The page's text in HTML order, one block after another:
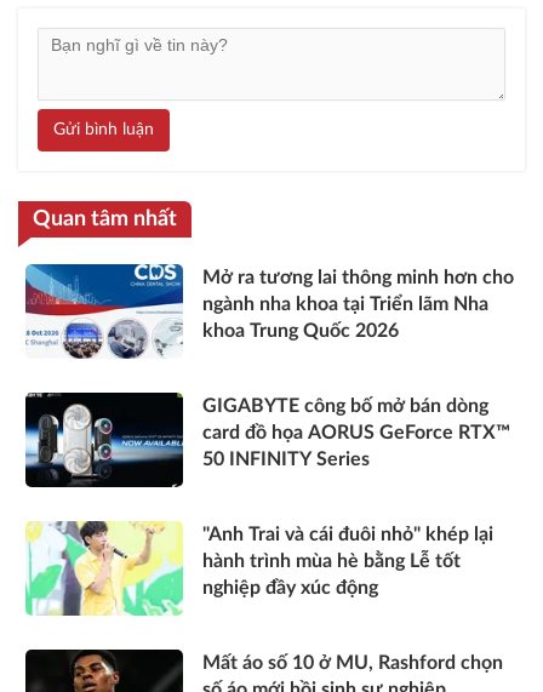
Gửi bình luận
Quan tâm nhất
Mở ra tương lai thông minh hơn cho
ngành nha khoa tại Triển lãm Nha
khoa Trung Quốc 2026
GIGABYTE công bố mở bán dòng
card đồ họa AORUS GeForce RTX™
50 INFINITY Series
"Anh Trai và cái đuôi nhỏ" khép lại
hành trình mùa hè bằng Lễ tốt
nghiệp đầy xúc động
Mất áo số 10 ở MU, Rashford chọn